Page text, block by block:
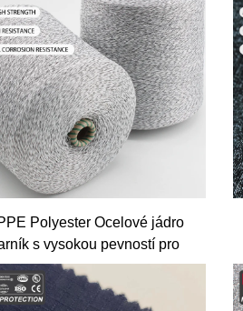
Polyester Ocelové jádro
s vysokou pevností pro
šití a ruční výšivku
Ring Spun Techniky